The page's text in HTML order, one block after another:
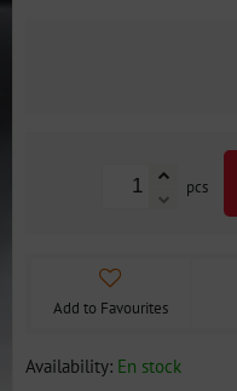
pcs
Add to Favourites
Availability: En stock